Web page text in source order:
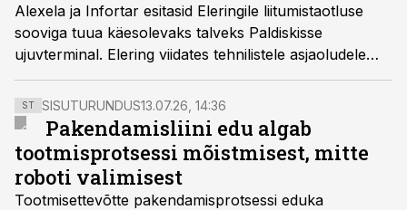
Alexela ja Infortar esitasid Eleringile liitumistaotluse
sooviga tuua käesolevaks talveks Paldiskisse
ujuvterminal. Elering viidates tehnilistele asjaoludele
seda võimalikuks ei pea, mis tähendab, et vastupidiselt
valitsuse otsusele jätab Elering LNG
vastuvõtuvõimekuse Paldiskis 30. novembriks
loomata.
ST SISUTURUNDUS13.07.26, 14:36
Pakendamisliini edu algab
tootmisprotsessi mõistmisest, mitte
roboti valimisest
Tootmisettevõtte pakendamisprotsessi eduka